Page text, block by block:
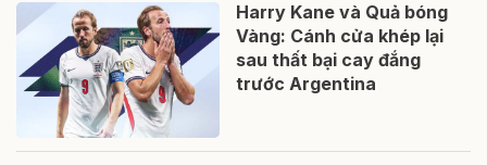
Harry Kane và Quả bóng
Vàng: Cánh cửa khép lại
sau thất bại cay đắng
trước Argentina